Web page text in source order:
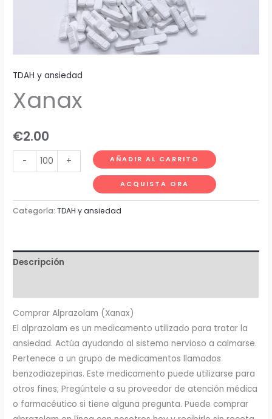
TDAH y ansiedad
Xanax
€2.00
- + AÑADIR AL CARRITO
ACQUISTA ORA
Categoría:TDAH y ansiedad
Descripción
Comprar Alprazolam (Xanax)
El alprazolam es un medicamento utilizado para tratar la
ansiedad. Actúa ayudando al sistema nervioso a calmarse.
Pertenece a un grupo de medicamentos llamados
benzodiazepinas. Este medicamento puede utilizarse para
otros fines; Pregúntele a su proveedor de atención médica
o farmacéutico si tiene alguna pregunta. Puede comprar